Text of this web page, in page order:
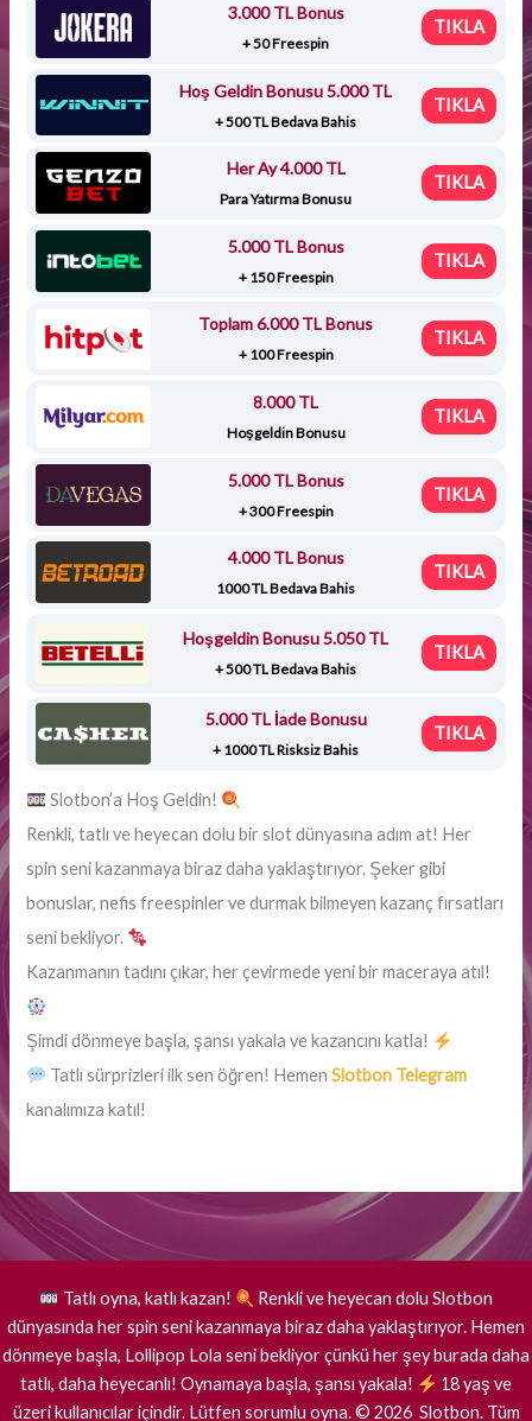
3.000 TL Bonus
+ 50 Freespin
TIKLA
Hoş Geldin Bonusu 5.000 TL
+ 500 TL Bedava Bahis
TIKLA
Her Ay 4.000 TL
Para Yatırma Bonusu
TIKLA
5.000 TL Bonus
+ 150 Freespin
TIKLA
Toplam 6.000 TL Bonus
+ 100 Freespin
TIKLA
8.000 TL
Hoşgeldin Bonusu
TIKLA
5.000 TL Bonus
+ 300 Freespin
TIKLA
4.000 TL Bonus
1000 TL Bedava Bahis
TIKLA
Hoşgeldin Bonusu 5.050 TL
+ 500 TL Bedava Bahis
TIKLA
5.000 TL İade Bonusu
+ 1000 TL Risksiz Bahis
TIKLA
Slotbon’a Hoş Geldin!
Renkli, tatlı ve heyecan dolu bir slot dünyasına adım at! Her
spin seni kazanmaya biraz daha yaklaştırıyor. Şeker gibi
bonuslar, nefis freespinler ve durmak bilmeyen kazanç fırsatları
seni bekliyor.
Kazanmanın tadını çıkar, her çevirmede yeni bir maceraya atıl!
Şimdi dönmeye başla, şansı yakala ve kazancını katla!
Tatlı sürprizleri ilk sen öğren! HemenSlotbon Telegram
kanalımıza katıl!
Tatlı oyna, katlı kazan!
Renkli ve heyecan dolu Slotbon
dünyasında her spin seni kazanmaya biraz daha yaklaştırıyor. Hemen
dönmeye başla, Lollipop Lola seni bekliyor çünkü her şey burada daha
tatlı, daha heyecanlı! Oynamaya başla, şansı yakala!
18 yaş ve
üzeri kullanıcılar içindir. Lütfen sorumlu oyna.© 2026Slotbon. Tüm